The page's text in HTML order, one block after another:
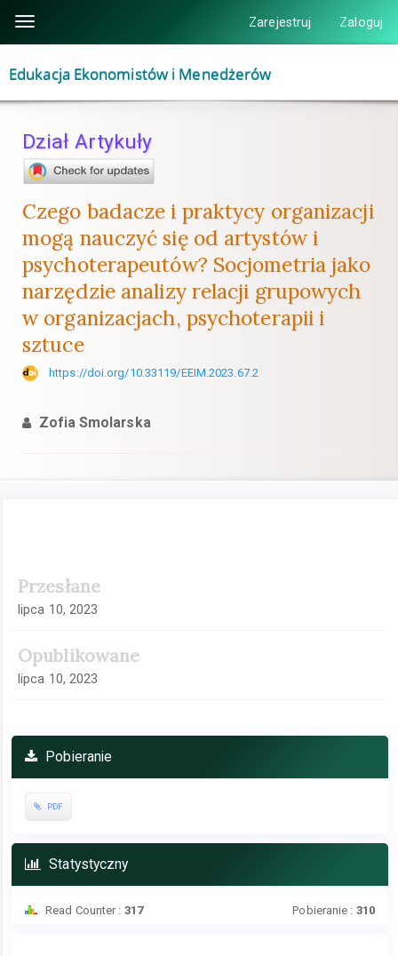
zawartości
strony
główna
Główna
Pasek
boczny
Toggle
navigation
Zarejestruj Zaloguj
Edukacja Ekonomistów i Menedżerów
Dział Artykuły
Czego badacze i praktycy organizacji
mogą nauczyć się od artystów i
psychoterapeutów? Socjometria jako
narzędzie analizy relacji grupowych
w organizacjach, psychoterapii i
sztuce
https://doi.org/10.33119/EEIM.2023.67.2
Zofia Smolarska
boczny
artykułu
Przesłane
lipca 10, 2023
Opublikowane
lipca 10, 2023
Pobieranie
PDF
Statystyczny
Read Counter : 317 Pobieranie : 310